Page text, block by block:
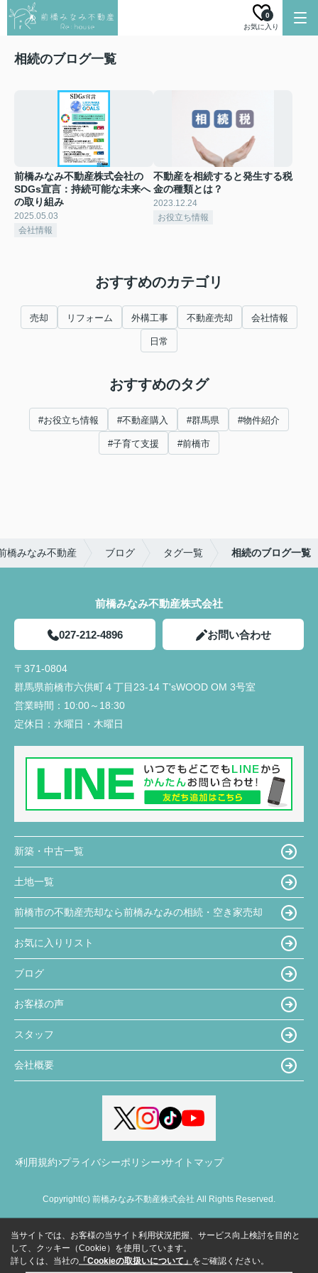
お気に入り
0
相続のブログ一覧
前橋みなみ不動産株式会社の
SDGs宣言：持続可能な未来へ
の取り組み
2025.05.03
会社情報
不動産を相続すると発生する税
金の種類とは？
2023.12.24
お役立ち情報
おすすめのカテゴリ
売却 リフォーム 外構工事 不動産売却 会社情報
日常
おすすめのタグ
#お役立ち情報 #不動産購入 #群馬県 #物件紹介
#子育て支援 #前橋市
橋みなみ不動産 ブログ タグ一覧 相続のブログ一覧
前橋みなみ不動産株式会社
027-212-4896 お問い合わせ
〒371-0804
群馬県前橋市六供町４丁目23‐14 T'sWOOD OM 3号室
営業時間： 10:00～18:30
定休日： 水曜日・木曜日
新築・中古一覧
土地一覧
前橋市の不動産売却なら前橋みなみの相続・空き家売却
お気に入りリスト
ブログ
お客様の声
スタッフ
会社概要
利用規約 プライバシーポリシー サイトマップ
Copyright(c) 前橋みなみ不動産株式会社 All Rights Reserved.
当サイトでは、お客様の当サイト利用状況把握、サービス向上検討を目的と
して、クッキー（Cookie）を使用しています。
詳しくは、当社の 「Cookieの取扱いについて」 をご確認ください。